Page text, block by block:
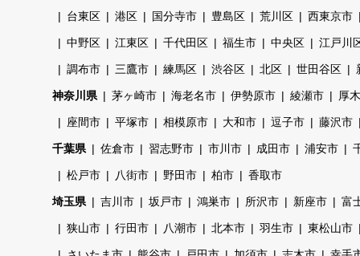
台東区 港区 国分寺市 豊島区 荒川区 西東京市
中野区 江東区 千代田区 福生市 中央区 江戸川
調布市 三鷹市 練馬区 渋谷区 北区 世田谷区
神奈川県 茅ヶ崎市 海老名市 伊勢原市 綾瀬市 厚
座間市 平塚市 相模原市 大和市 逗子市 藤沢市
千葉県 佐倉市 習志野市 市川市 成田市 浦安市
松戸市 八街市 野田市 柏市 香取市
埼玉県 吉川市 坂戸市 鴻巣市 所沢市 新座市 富
狭山市 行田市 八潮市 北本市 羽生市 東松山市